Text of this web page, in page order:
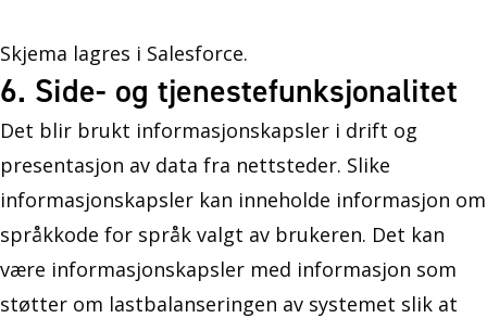
Skjema lagres i Salesforce.
6. Side- og tjenestefunksjonalitet
Det blir brukt informasjonskapsler i drift og
presentasjon av data fra nettsteder. Slike
informasjonskapsler kan inneholde informasjon om
språkkode for språk valgt av brukeren. Det kan
være informasjonskapsler med informasjon som
støtter om lastbalanseringen av systemet slik at